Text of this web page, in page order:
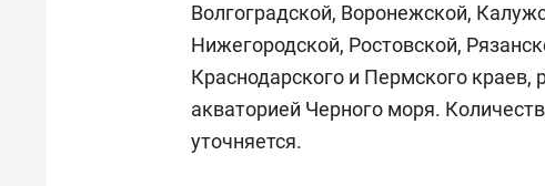
Волгоградской, Воронежской,
Нижегородской, Ростовской,
Краснодарского и Пермского
акваторией Черного моря.
уточняется.